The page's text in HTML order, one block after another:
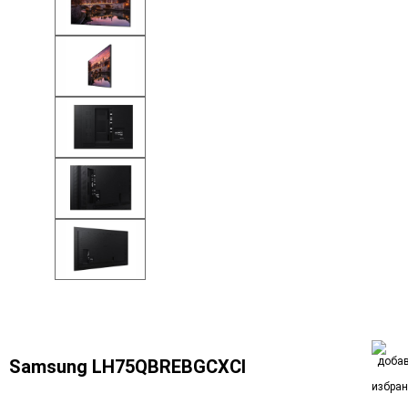
Samsung LH75QBREBGCXCI